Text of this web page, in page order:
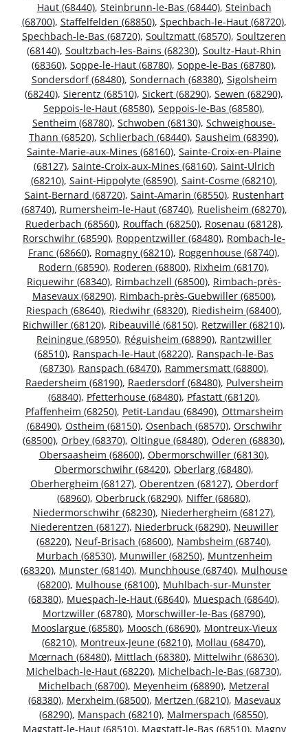
Haut (68440), Steinbrunn-le-Bas (68440), Steinbach
(68700), Staffelfelden (68850), Spechbach-le-Haut (68720),
Spechbach-le-Bas (68720), Soultzmatt (68570), Soultzeren
(68140), Soultzbach-les-Bains (68230), Soultz-Haut-Rhin
(68360), Soppe-le-Haut (68780), Soppe-le-Bas (68780),
Sondersdorf (68480), Sondernach (68380), Sigolsheim
(68240), Sierentz (68510), Sickert (68290), Sewen (68290),
Seppois-le-Haut (68580), Seppois-le-Bas (68580),
Sentheim (68780), Schwoben (68130), Schweighouse-
Thann (68520), Schlierbach (68440), Sausheim (68390),
Sainte-Marie-aux-Mines (68160), Sainte-Croix-en-Plaine
(68127), Sainte-Croix-aux-Mines (68160), Saint-Ulrich
(68210), Saint-Hippolyte (68590), Saint-Cosme (68210),
Saint-Bernard (68720), Saint-Amarin (68550), Rustenhart
(68740), Rumersheim-le-Haut (68740), Ruelisheim (68270),
Ruederbach (68560), Rouffach (68250), Rosenau (68128),
Rorschwihr (68590), Roppentzwiller (68480), Rombach-le-
Franc (68660), Romagny (68210), Roggenhouse (68740),
Rodern (68590), Roderen (68800), Rixheim (68170),
Riquewihr (68340), Rimbachzell (68500), Rimbach-près-
Masevaux (68290), Rimbach-près-Guebwiller (68500),
Riespach (68640), Riedwihr (68320), Riedisheim (68400),
Richwiller (68120), Ribeauvillé (68150), Retzwiller (68210),
Reiningue (68950), Réguisheim (68890), Rantzwiller
(68510), Ranspach-le-Haut (68220), Ranspach-le-Bas
(68730), Ranspach (68470), Rammersmatt (68800),
Raedersheim (68190), Raedersdorf (68480), Pulversheim
(68840), Pfetterhouse (68480), Pfastatt (68120),
Pfaffenheim (68250), Petit-Landau (68490), Ottmarsheim
(68490), Ostheim (68150), Osenbach (68570), Orschwihr
(68500), Orbey (68370), Oltingue (68480), Oderen (68830),
Obersaasheim (68600), Obermorschwiller (68130),
Obermorschwihr (68420), Oberlarg (68480),
Oberhergheim (68127), Oberentzen (68127), Oberdorf
(68960), Oberbruck (68290), Niffer (68680),
Niedermorschwihr (68230), Niederhergheim (68127),
Niederentzen (68127), Niederbruck (68290), Neuwiller
(68220), Neuf-Brisach (68600), Nambsheim (68740),
Murbach (68530), Munwiller (68250), Muntzenheim
(68320), Munster (68140), Munchhouse (68740), Mulhouse
(68200), Mulhouse (68100), Muhlbach-sur-Munster
(68380), Muespach-le-Haut (68640), Muespach (68640),
Mortzwiller (68780), Morschwiller-le-Bas (68790),
Mooslargue (68580), Moosch (68690), Montreux-Vieux
(68210), Montreux-Jeune (68210), Mollau (68470),
Mœrnach (68480), Mittlach (68380), Mittelwihr (68630),
Michelbach-le-Haut (68220), Michelbach-le-Bas (68730),
Michelbach (68700), Meyenheim (68890), Metzeral
(68380), Merxheim (68500), Mertzen (68210), Masevaux
(68290), Manspach (68210), Malmerspach (68550),
Magstatt-le-Haut (68510), Magstatt-le-Bas (68510), Magny